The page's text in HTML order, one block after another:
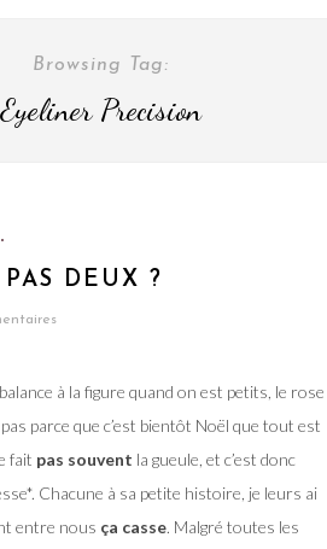
Browsing Tag:
Eyeliner Precision
DEUX ?
à la figure quand on est petits, le rose
pas parce que c’est bientôt Noël que tout est
fait pas souvent la gueule, et c’est donc
Chacune à sa petite histoire, je leurs ai
entre nous ça casse. Malgré toutes les